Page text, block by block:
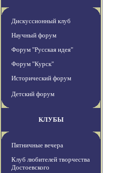
Дискуссионный клуб
Научный форум
Форум "Русская идея"
Форум "Курск"
Исторический форум
Детский форум
КЛУБЫ
Пятничные вечера
Клуб любителей творчества
Достоевского